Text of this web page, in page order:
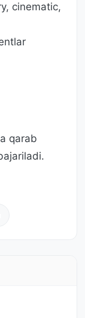
cinematic,
qarab